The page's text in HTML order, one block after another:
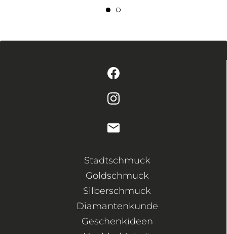
Stadtschmuck
Goldschmuck
Silberschmuck
Diamantenkunde
Geschenkideen